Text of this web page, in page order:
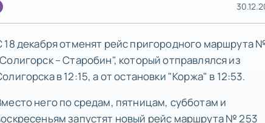
18 декабря отменят рейс пригородного маршрута
– Старобин", который отправлялся из
в 12:15, а от остановки "Коржа" в 12:53.
него по средам, пятницам, субботам и
запустят новый рейс маршрута № 253